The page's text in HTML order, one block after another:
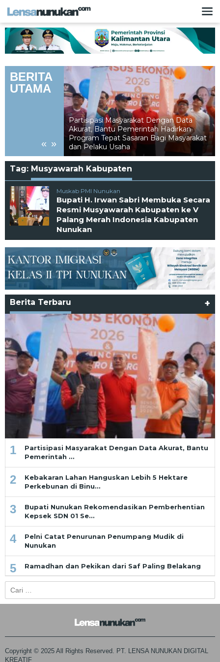
konten
BERITA
UTAMA
« »
Partisipasi Masyarakat Dengan Data
Akurat, Bantu Pemerintah Hadirkan
Program Tepat Sasaran Bagi Masyarakat
dan Pelaku Usaha
Tag: Musyawarah Kabupaten
Muskab PMI Nunukan
Bupati H. Irwan Sabri Membuka Secara
Resmi Musyawarah Kabupaten ke V
Palang Merah Indonesia Kabupaten
Nunukan
Berita Terbaru +
1
Partisipasi Masyarakat Dengan Data Akurat, Bantu
Pemerintah …
2
Kebakaran Lahan Hanguskan Lebih 5 Hektare
Perkebunan di Binu…
3
Bupati Nunukan Rekomendasikan Pemberhentian
Kepsek SDN 01 Se…
4
Pelni Catat Penurunan Penumpang Mudik di
Nunukan
5 Ramadhan dan Pekikan dari Saf Paling Belakang
untuk:
Copyright © 2025 All Rights Reserved. PT. LENSA NUNUKAN DIGITAL
KREATIF